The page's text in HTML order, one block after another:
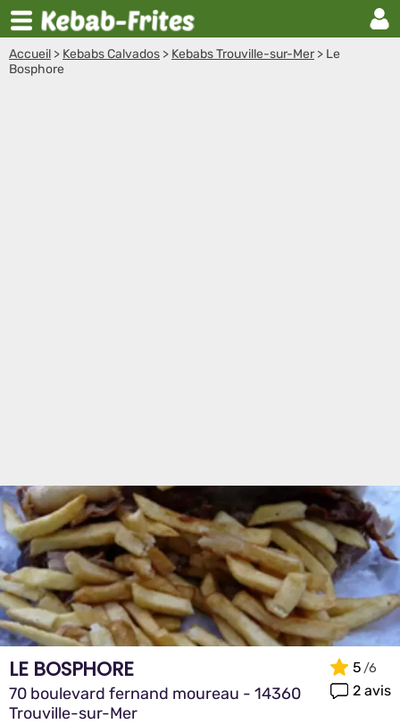
Accueil > Kebabs Calvados > Kebabs Trouville-sur-Mer > Le
Bosphore
LE BOSPHORE
70 boulevard fernand moureau - 14360
Trouville-sur-Mer
5
2 avis